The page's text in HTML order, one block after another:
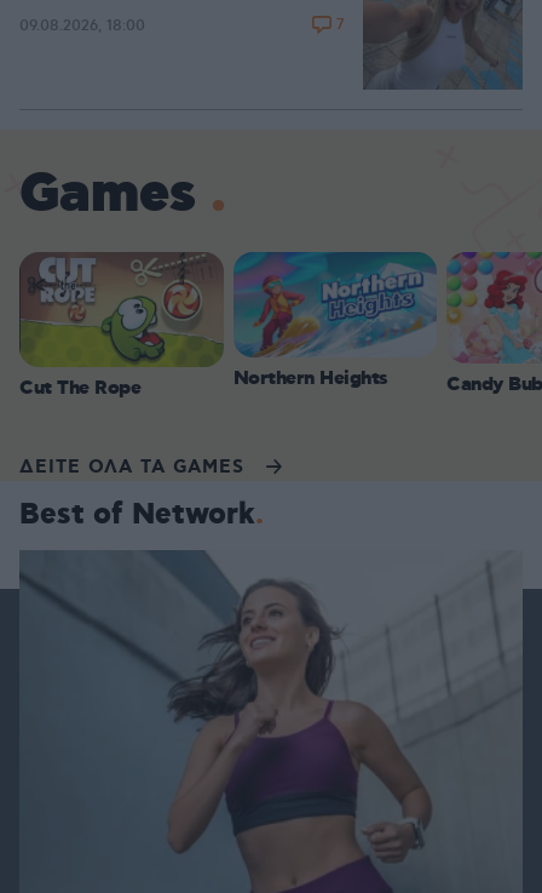
09.08.2026, 18:00 7
Games
Cut The Rope Northern Heights Candy
ΔΕΙΤΕ ΟΛΑ ΤΑ GAMES
Best of Network